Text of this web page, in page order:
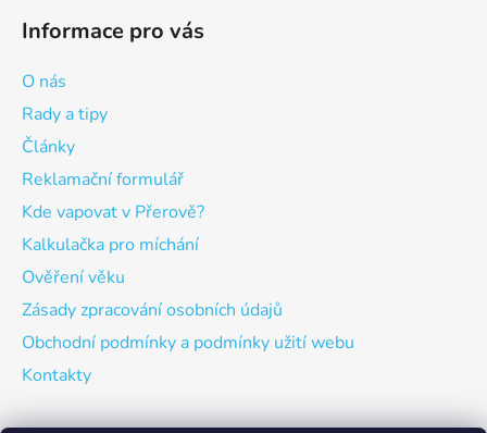
Informace pro vás
O nás
Rady a tipy
Články
Reklamační formulář
Kde vapovat v Přerově?
Kalkulačka pro míchání
Ověření věku
Zásady zpracování osobních údajů
Obchodní podmínky a podmínky užití webu
Kontakty